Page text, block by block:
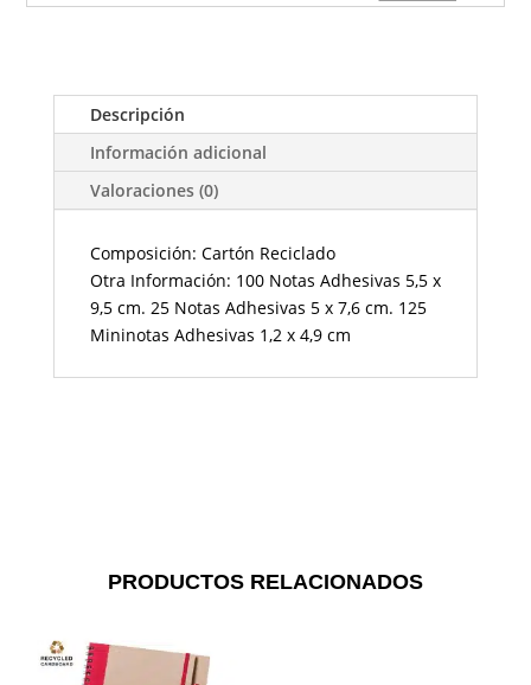
Descripción
Información adicional
Valoraciones (0)
Composición: Cartón Reciclado
Otra Información: 100 Notas Adhesivas 5,5 x
9,5 cm. 25 Notas Adhesivas 5 x 7,6 cm. 125
Mininotas Adhesivas 1,2 x 4,9 cm
PRODUCTOS RELACIONADOS